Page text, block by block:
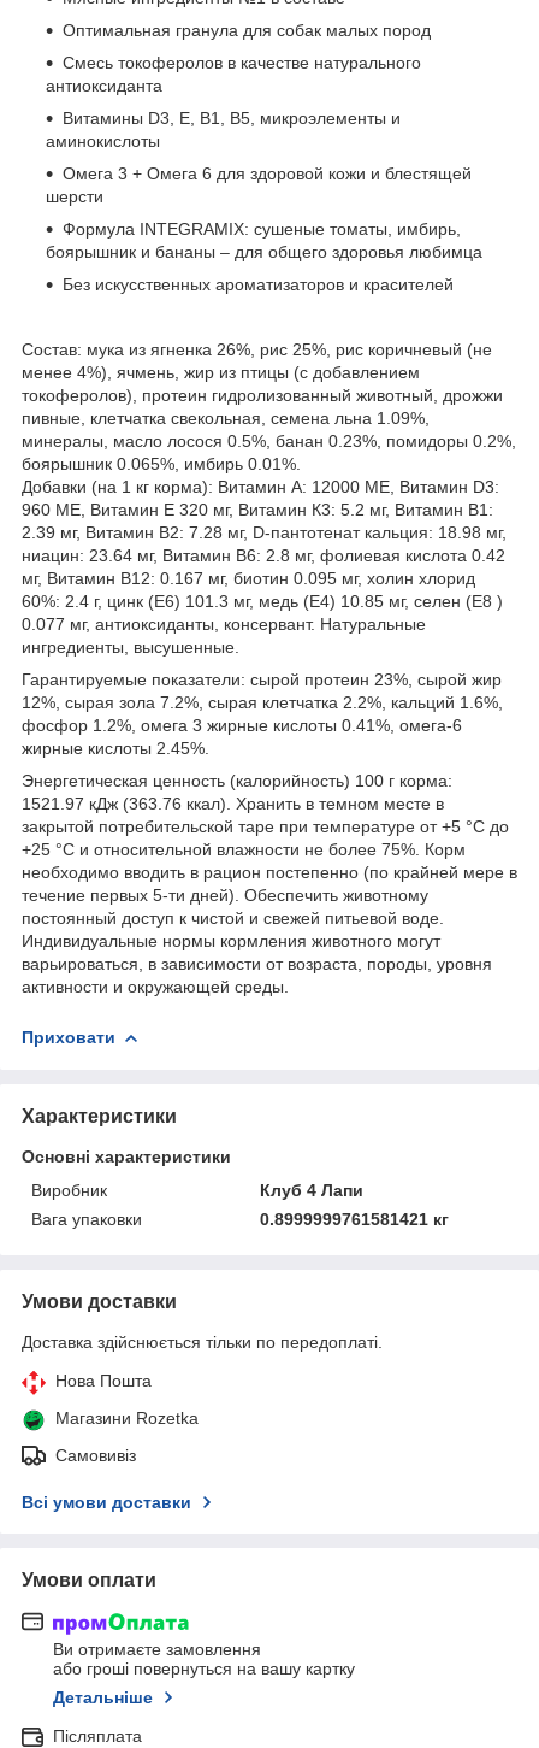
Оптимальная гранула для собак малых пород
Смесь токоферолов в качестве натурального
антиоксиданта
Витамины D3, E, B1, B5, микроэлементы и
аминокислоты
Омега 3 + Омега 6 для здоровой кожи и блестящей
шерсти
Формула INTEGRAMIX: сушеные томаты, имбирь,
боярышник и бананы – для общего здоровья любимца
Без искусственных ароматизаторов и красителей
Состав: мука из ягненка 26%, рис 25%, рис коричневый (не
менее 4%), ячмень, жир из птицы (с добавлением
токоферолов), протеин гидролизованный животный, дрожжи
пивные, клетчатка свекольная, семена льна 1.09%,
минералы, масло лосося 0.5%, банан 0.23%, помидоры 0.2%,
боярышник 0.065%, имбирь 0.01%.
Добавки (на 1 кг корма): Витамин А: 12000 МЕ, Витамин D3:
960 МЕ, Витамин Е 320 мг, Витамин К3: 5.2 мг, Витамин В1:
2.39 мг, Витамин В2: 7.28 мг, D-пантотенат кальция: 18.98 мг,
ниацин: 23.64 мг, Витамин В6: 2.8 мг, фолиевая кислота 0.42
мг, Витамин В12: 0.167 мг, биотин 0.095 мг, холин хлорид
60%: 2.4 г, цинк (Е6) 101.3 мг, медь (Е4) 10.85 мг, селен (E8 )
0.077 мг, антиоксиданты, консервант. Натуральные
ингредиенты, высушенные.
Гарантируемые показатели: сырой протеин 23%, сырой жир
12%, сырая зола 7.2%, сырая клетчатка 2.2%, кальций 1.6%,
фосфор 1.2%, омега 3 жирные кислоты 0.41%, омега-6
жирные кислоты 2.45%.
Энергетическая ценность (калорийность) 100 г корма:
1521.97 кДж (363.76 ккал). Хранить в темном месте в
закрытой потребительской таре при температуре от +5 °С до
+25 °С и относительной влажности не более 75%. Корм
необходимо вводить в рацион постепенно (по крайней мере в
течение первых 5-ти дней). Обеспечить животному
постоянный доступ к чистой и свежей питьевой воде.
Индивидуальные нормы кормления животного могут
варьироваться, в зависимости от возраста, породы, уровня
активности и окружающей среды.
Приховати
Характеристики
Основні характеристики
Виробник
Клуб 4 Лапи
Вага упаковки
0.8999999761581421 кг
Умови доставки
Доставка здійснюється тільки по передоплаті.
Нова Пошта
Магазини Rozetka
Самовивіз
Всі умови доставки
Умови оплати
Ви отримаєте замовлення
або гроші повернуться на вашу картку
Детальніше
Післяплата